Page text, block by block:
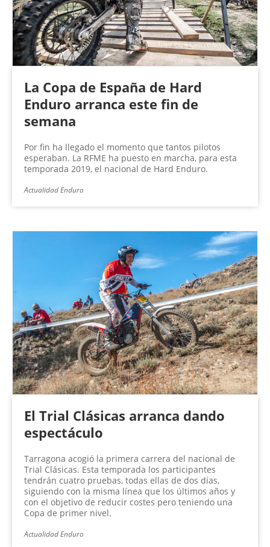
La Copa de España de Hard
Enduro arranca este fin de
semana
Por fin ha llegado el momento que tantos pilotos
esperaban. La RFME ha puesto en marcha, para esta
temporada 2019, el nacional de Hard Enduro.
Actualidad Enduro
El Trial Clásicas arranca dando
espectáculo
Tarragona acogió la primera carrera del nacional de
Trial Clásicas. Esta temporada los participantes
tendrán cuatro pruebas, todas ellas de dos días,
siguiendo con la misma línea que los últimos años y
con el objetivo de reducir costes pero teniendo una
Copa de primer nivel.
Actualidad Enduro